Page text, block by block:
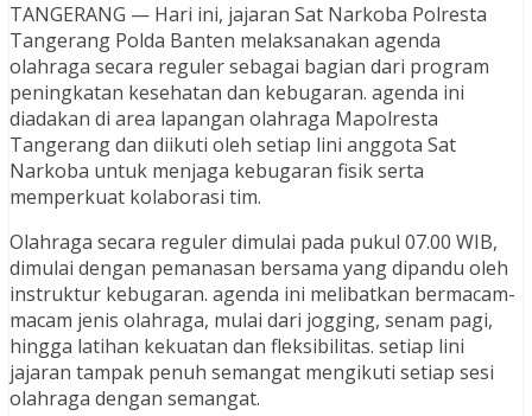
TANGERANG — Hari ini, jajaran Sat Narkoba Polresta
Tangerang Polda Banten melaksanakan agenda
olahraga secara reguler sebagai bagian dari program
peningkatan kesehatan dan kebugaran. agenda ini
diadakan di area lapangan olahraga Mapolresta
Tangerang dan diikuti oleh setiap lini anggota Sat
Narkoba untuk menjaga kebugaran fisik serta
memperkuat kolaborasi tim.
Olahraga secara reguler dimulai pada pukul 07.00 WIB,
dimulai dengan pemanasan bersama yang dipandu oleh
instruktur kebugaran. agenda ini melibatkan bermacam-
macam jenis olahraga, mulai dari jogging, senam pagi,
hingga latihan kekuatan dan fleksibilitas. setiap lini
jajaran tampak penuh semangat mengikuti setiap sesi
olahraga dengan semangat.